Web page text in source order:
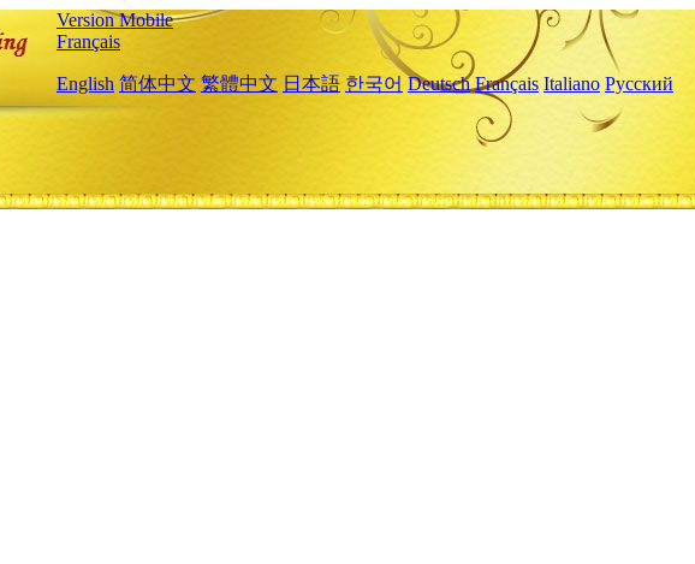
Version Mobile
Français
English 简体中文 繁體中文 日本語 한국어 Deutsch Français Italiano Русский